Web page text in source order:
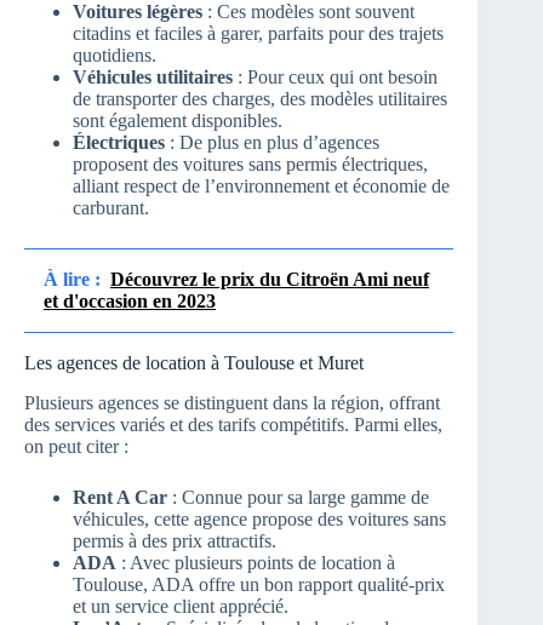
Voitures légères : Ces modèles sont souvent
citadins et faciles à garer, parfaits pour des trajets
quotidiens.
Véhicules utilitaires : Pour ceux qui ont besoin
de transporter des charges, des modèles utilitaires
sont également disponibles.
Électriques : De plus en plus d’agences
proposent des voitures sans permis électriques,
alliant respect de l’environnement et économie de
carburant.
À lire : Découvrez le prix du Citroën Ami neuf
et d'occasion en 2023
Les agences de location à Toulouse et Muret
Plusieurs agences se distinguent dans la région, offrant
des services variés et des tarifs compétitifs. Parmi elles,
on peut citer :
Rent A Car : Connue pour sa large gamme de
véhicules, cette agence propose des voitures sans
permis à des prix attractifs.
ADA : Avec plusieurs points de location à
Toulouse, ADA offre un bon rapport qualité-prix
et un service client apprécié.